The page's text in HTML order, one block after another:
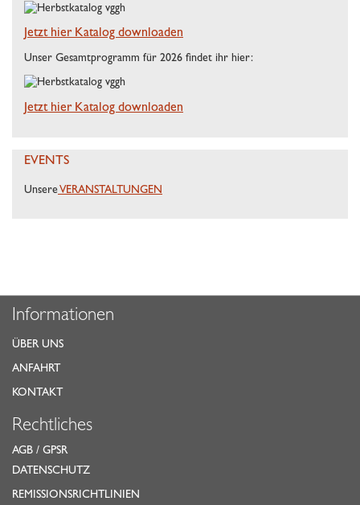
Jetzt hier Katalog downloaden
Unser Gesamtprogramm für 2026 findet ihr hier:
Jetzt hier Katalog downloaden
EVENTS
UnsereVERANSTALTUNGEN
Informationen
ÜBER UNS
ANFAHRT
KONTAKT
Rechtliches
AGB / GPSR
DATENSCHUTZ
REMISSIONSRICHTLINIEN